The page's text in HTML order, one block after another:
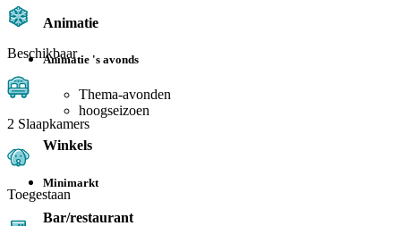
Animatie
Animatie 's avonds
Thema-avonden
hoogseizoen
Winkels
Minimarkt
Bar/restaurant
Beschikbaar
2 Slaapkamers
Toegestaan